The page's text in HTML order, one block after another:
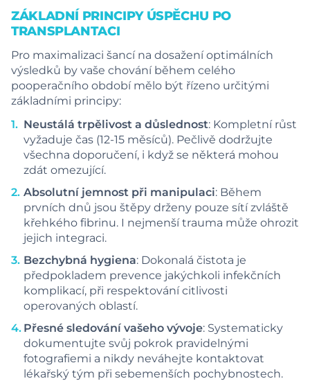
ZÁKLADNÍ PRINCIPY ÚSPĚCHU PO
TRANSPLANTACI
Pro maximalizaci šancí na dosažení optimálních
výsledků by vaše chování během celého
pooperačního období mělo být řízeno určitými
základními principy:
Neustálá trpělivost a důslednost: Kompletní růst
vyžaduje čas (12-15 měsíců). Pečlivě dodržujte
všechna doporučení, i když se některá mohou
zdát omezující.
Absolutní jemnost při manipulaci: Během
prvních dnů jsou štěpy drženy pouze sítí zvláště
křehkého fibrinu. I nejmenší trauma může ohrozit
jejich integraci.
Bezchybná hygiena: Dokonalá čistota je
předpokladem prevence jakýchkoli infekčních
komplikací, při respektování citlivosti
operovaných oblastí.
Přesné sledování vašeho vývoje: Systematicky
dokumentujte svůj pokrok pravidelnými
fotografiemi a nikdy neváhejte kontaktovat
lékařský tým při sebemenších pochybnostech.